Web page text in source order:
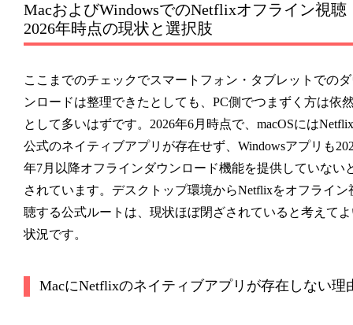
MacおよびWindowsでのNetflixオフライン視聴
2026年時点の現状と選択肢
ここまでのチェックでスマートフォン・タブレットでの
ンロードは整理できたとしても、PC側でつまずく方は依
として多いはずです。2026年6月時点で、macOSにはNetflix
公式のネイティブアプリが存在せず、Windowsアプリも
年7月以降オフラインダウンロード機能を提供していない
されています。デスクトップ環境からNetflixをオフライン
聴する公式ルートは、現状ほぼ閉ざされていると考えて
状況です。
MacにNetflixのネイティブアプリが存在しない理